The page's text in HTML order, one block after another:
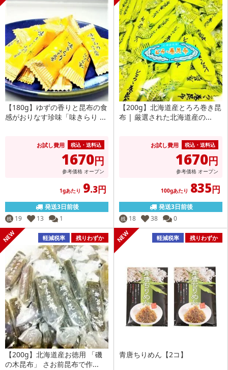
【180g】ゆずの香りと昆布の食
感がおりなす珍味「味きらり ...
お試し費用 税込・送料込
1670円
参考価格 オープン
1gあたり 9.3円
発送3日前後
残 19 13 1
【200g】北海道産とろろ巻き昆
布 | 厳選された北海道産の...
お試し費用 税込・送料込
1670円
参考価格 オープン
100gあたり 835円
発送3日前後
残 18 38 0
軽減税率 残りわずか
【200g】北海道産お徳用 「磯
の木昆布」 さお前昆布で作...
軽減税率 残りわずか
青唐ちりめん【2コ】